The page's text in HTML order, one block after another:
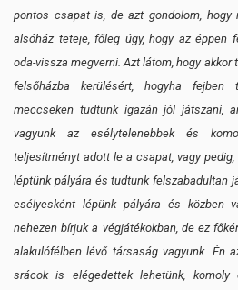
pontos csapat is, de azt gondolom, hogy
alsóház teteje, főleg úgy, hogy az éppen
oda-vissza megverni. Azt látom, hogy
felsőházba kerülésért, hogyha fejben
meccseken tudtunk igazán jól játszani,
vagyunk az esélytelenebbek és
teljesítményt adott le a csapat, vagy
léptünk pályára és tudtunk felszabadultan
esélyesként lépünk pályára és közben
nehezen bírjuk a végjátékokban, de ez
alakulófélben lévő társaság vagyunk. Én
srácok is elégedettek lehetünk, komoly